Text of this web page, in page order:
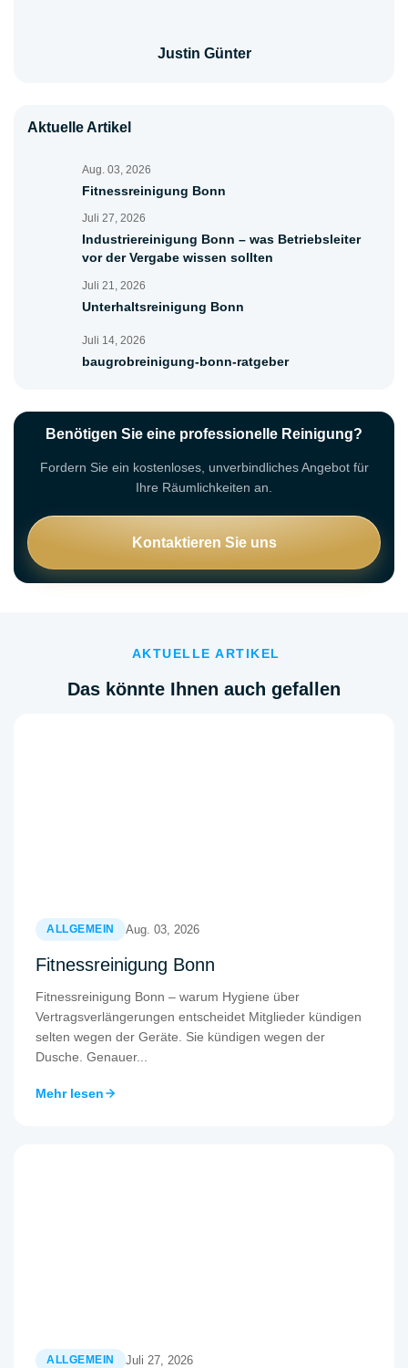
Justin Günter
Aktuelle Artikel
Aug. 03, 2026
Fitnessreinigung Bonn
Juli 27, 2026
Industriereinigung Bonn – was Betriebsleiter
vor der Vergabe wissen sollten
Juli 21, 2026
Unterhaltsreinigung Bonn
Juli 14, 2026
baugrobreinigung-bonn-ratgeber
Benötigen Sie eine professionelle Reinigung?
Fordern Sie ein kostenloses, unverbindliches Angebot für
Ihre Räumlichkeiten an.
Kontaktieren Sie uns
AKTUELLE ARTIKEL
Das könnte Ihnen auch gefallen
ALLGEMEIN Aug. 03, 2026
Fitnessreinigung Bonn
Fitnessreinigung Bonn – warum Hygiene über
Vertragsverlängerungen entscheidet Mitglieder kündigen
selten wegen der Geräte. Sie kündigen wegen der
Dusche. Genauer...
Mehr lesen
ALLGEMEIN Juli 27, 2026